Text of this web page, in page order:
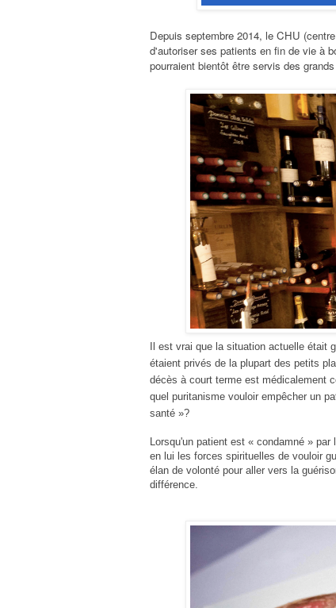
Depuis septembre 2014, le CHU
d'autoriser ses patients en fin de vie à
pourraient bientôt être servis des
Il est vrai que la situation actuelle était
étaient privés de la plupart des petits
décès à court terme est médicalement
quel puritanisme vouloir empêcher un
santé »?
Lorsqu'un patient est « condamné »
en lui les forces spirituelles de vouloir
élan de volonté pour aller vers la
différence.